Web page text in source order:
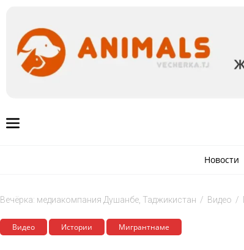
Новости
Вечёрка: медиакомпания Душанбе, Таджикистан / Видео /
Видео Истории Мигрантнаме